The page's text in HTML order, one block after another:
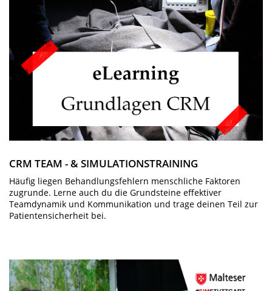
CRM TEAM - & SIMULATIONSTRAINING
Häufig liegen Behandlungsfehlern menschliche Faktoren
zugrunde. Lerne auch du die Grundsteine effektiver
Teamdynamik und Kommunikation und trage deinen Teil zur
Patientensicherheit bei.